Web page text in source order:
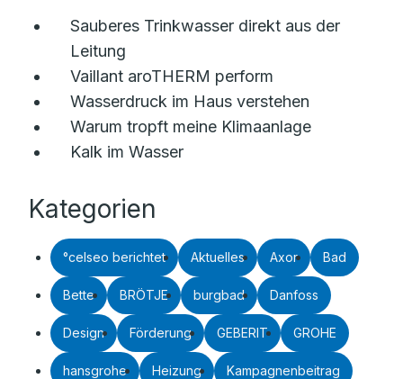
Sauberes Trinkwasser direkt aus der
Leitung
Vaillant aroTHERM perform
Wasserdruck im Haus verstehen
Warum tropft meine Klimaanlage
Kalk im Wasser
Kategorien
°celseo berichtet Aktuelles Axor Bad
Bette BRÖTJE burgbad Danfoss
Design Förderung GEBERIT GROHE
hansgrohe Heizung Kampagnenbeitrag